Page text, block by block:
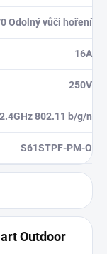
Odolný vůči hoření
16A
250V
802.11 b/g/n
S61STPF-PM-O
Outdoor